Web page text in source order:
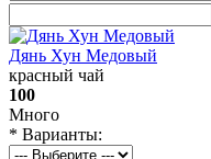
Дянь Хун Медовый
красный чай
100
Много
* Варианты: